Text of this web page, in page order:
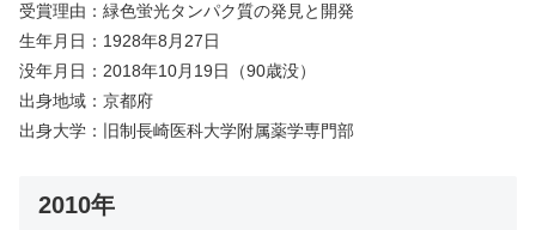
受賞理由：緑色蛍光タンパク質の発見と開発
生年月日：1928年8月27日
没年月日：2018年10月19日（90歳没）
出身地域：京都府
出身大学：旧制長崎医科大学附属薬学専門部
2010年